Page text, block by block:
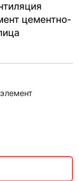
цементно-